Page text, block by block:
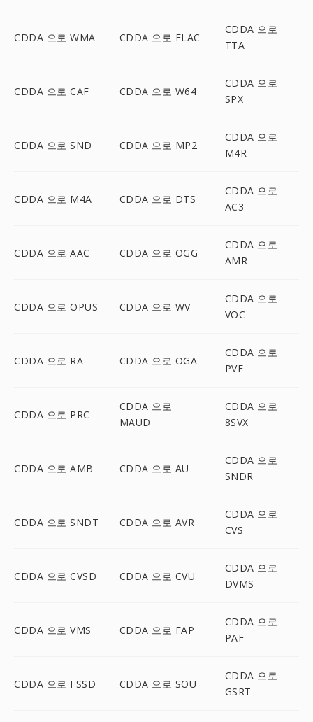
CDDA 으로 WMA CDDA 으로 FLAC
CDDA 으로
TTA
CDDA 으로 CAF CDDA 으로 W64
CDDA 으로
SPX
CDDA 으로 SND CDDA 으로 MP2
CDDA 으로
M4R
CDDA 으로 M4A CDDA 으로 DTS
CDDA 으로
AC3
CDDA 으로 AAC CDDA 으로 OGG
CDDA 으로
AMR
CDDA 으로 OPUS CDDA 으로 WV
CDDA 으로
VOC
CDDA 으로 RA CDDA 으로 OGA
CDDA 으로
PVF
CDDA 으로 PRC
CDDA 으로
MAUD
CDDA 으로
8SVX
CDDA 으로 AMB CDDA 으로 AU
CDDA 으로
SNDR
CDDA 으로 SNDT CDDA 으로 AVR
CDDA 으로
CVS
CDDA 으로 CVSD CDDA 으로 CVU
CDDA 으로
DVMS
CDDA 으로 VMS CDDA 으로 FAP
CDDA 으로
PAF
CDDA 으로 FSSD CDDA 으로 SOU
CDDA 으로
GSRT